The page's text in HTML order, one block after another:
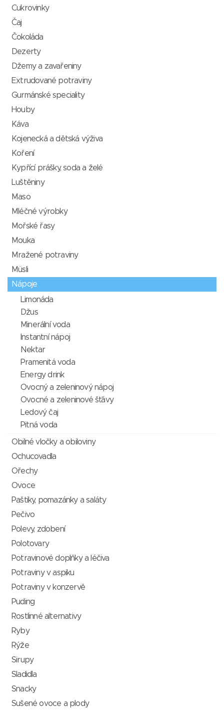
Cukrovinky
Čaj
Čokoláda
Dezerty
Džemy a zavařeniny
Extrudované potraviny
Gurmánské speciality
Houby
Káva
Kojenecká a dětská výživa
Koření
Kypřící prášky, soda a želé
Luštěniny
Maso
Mléčné výrobky
Mořské řasy
Mouka
Mražené potraviny
Müsli
Nápoje
Limonáda
Džus
Minerální voda
Instantní nápoj
Nektar
Pramenitá voda
Energy drink
Ovocný a zeleninový nápoj
Ovocné a zeleninové šťávy
Ledový čaj
Pitná voda
Obilné vločky a obiloviny
Ochucovadla
Ořechy
Ovoce
Paštiky, pomazánky a saláty
Pečivo
Polevy, zdobení
Polotovary
Potravinové doplňky a léčiva
Potraviny v aspiku
Potraviny v konzervě
Puding
Rostlinné alternativy
Ryby
Rýže
Sirupy
Sladidla
Snacky
Sušené ovoce a plody